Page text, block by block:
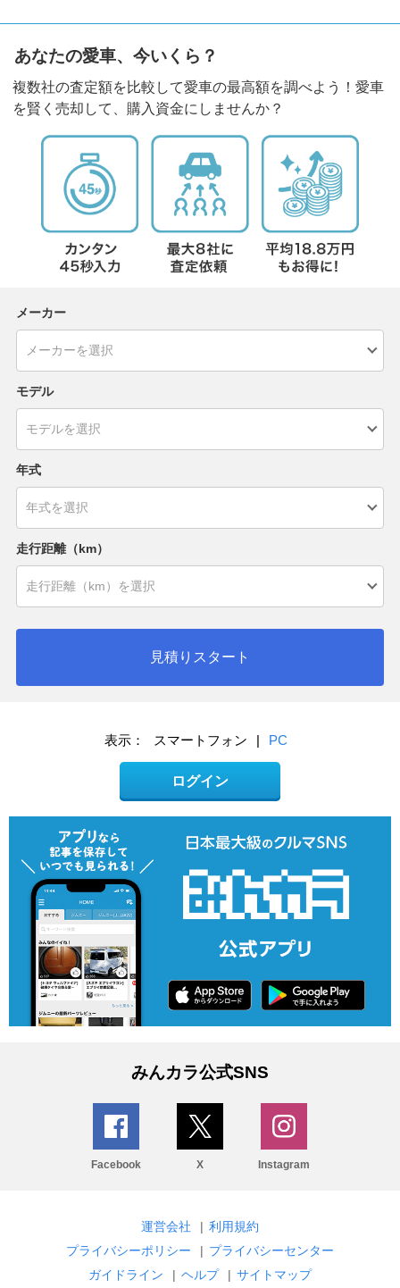
あなたの愛車、今いくら？
複数社の査定額を比較して愛車の最高額を調べよう！愛車
を賢く売却して、購入資金にしませんか？
メーカー
モデル
年式
走行距離（km）
見積りスタート
表示： スマートフォン | PC
ログイン
みんカラ公式SNS
Facebook X Instagram
運営会社 | 利用規約
プライバシーポリシー
| プライバシーセンター
ガイドライン
| ヘルプ | サイトマップ